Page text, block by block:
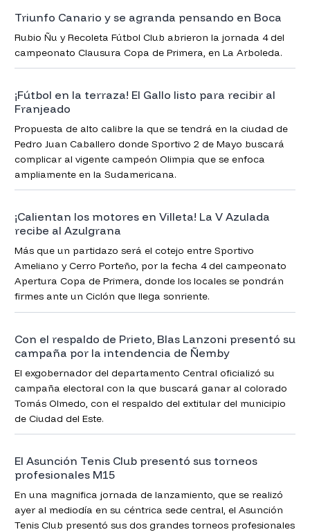
Triunfo Canario y se agranda pensando en Boca
Rubio Ñu y Recoleta Fútbol Club abrieron la jornada 4 del
campeonato Clausura Copa de Primera, en La Arboleda.
¡Fútbol en la terraza! El Gallo listo para recibir al
Franjeado
Propuesta de alto calibre la que se tendrá en la ciudad de
Pedro Juan Caballero donde Sportivo 2 de Mayo buscará
complicar al vigente campeón Olimpia que se enfoca
ampliamente en la Sudamericana.
¡Calientan los motores en Villeta! La V Azulada
recibe al Azulgrana
Más que un partidazo será el cotejo entre Sportivo
Ameliano y Cerro Porteño, por la fecha 4 del campeonato
Apertura Copa de Primera, donde los locales se pondrán
firmes ante un Ciclón que llega sonriente.
Con el respaldo de Prieto, Blas Lanzoni presentó su
campaña por la intendencia de Ñemby
El exgobernador del departamento Central oficializó su
campaña electoral con la que buscará ganar al colorado
Tomás Olmedo, con el respaldo del extitular del municipio
de Ciudad del Este.
El Asunción Tenis Club presentó sus torneos
profesionales M15
En una magnifica jornada de lanzamiento, que se realizó
ayer al mediodía en su céntrica sede central, el Asunción
Tenis Club presentó sus dos grandes torneos profesionales